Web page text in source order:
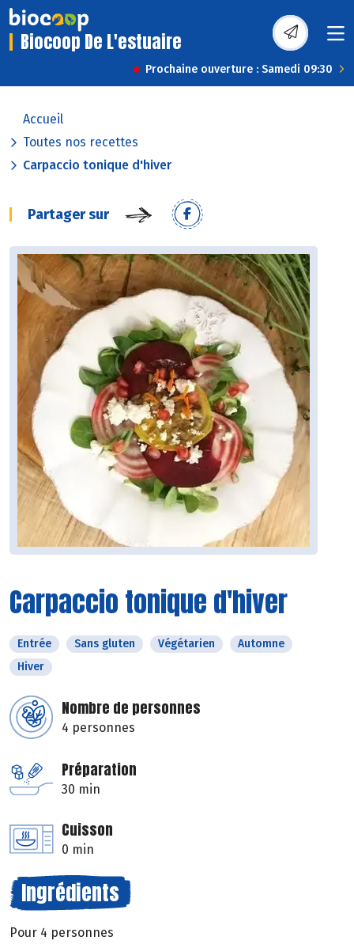
Biocoop De L'estuaire
Prochaine ouverture : Samedi 09:30
Accueil
Toutes nos recettes
Carpaccio tonique d'hiver
Partager sur
Carpaccio tonique d'hiver
Entrée Sans gluten Végétarien
Automne
Hiver
Nombre de personnes
4 personnes
Préparation
30 min
Cuisson
0 min
Ingrédients
Pour 4 personnes